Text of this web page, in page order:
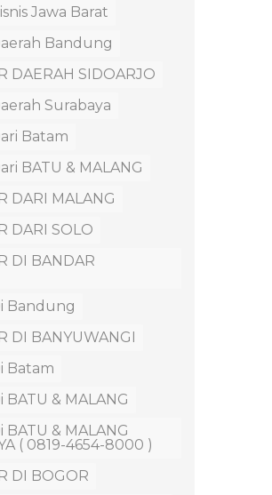
Jawa Barat
Bandung
DAERAH SIDOARJO
Surabaya
Batam
BATU & MALANG
DARI MALANG
DARI SOLO
DI BANDAR
Bandung
DI BANYUWANGI
Batam
& MALANG
& MALANG
( 0819-4654-8000 )
DI BOGOR